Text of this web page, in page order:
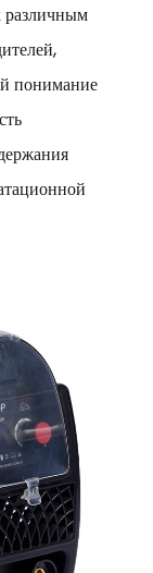
различным
понимание